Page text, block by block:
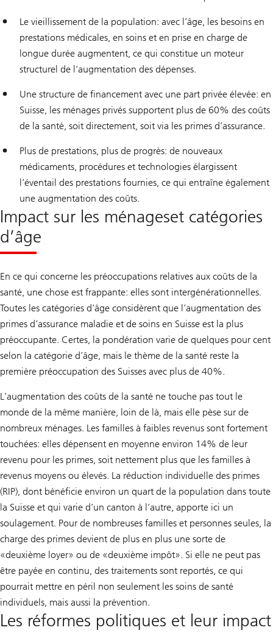
Le vieillissement de la population: avec l’âge, les besoins en
prestations médicales, en soins et en prise en charge de
longue durée augmentent, ce qui constitue un moteur
structurel de l’augmentation des dépenses.
Une structure de financement avec une part privée élevée: en
Suisse, les ménages privés supportent plus de 60% des coûts
de la santé, soit directement, soit via les primes d’assurance.
Plus de prestations, plus de progrès: de nouveaux
médicaments, procédures et technologies élargissent
l’éventail des prestations fournies, ce qui entraîne également
une augmentation des coûts.
Impact sur les ménageset catégories
d’âge
En ce qui concerne les préoccupations relatives aux coûts de la
santé, une chose est frappante: elles sont intergénérationnelles.
Toutes les catégories d’âge considèrent que l’augmentation des
primes d’assurance maladie et de soins en Suisse est la plus
préoccupante. Certes, la pondération varie de quelques pour cent
selon la catégorie d’âge, mais le thème de la santé reste la
première préoccupation des Suisses avec plus de 40%.
L’augmentation des coûts de la santé ne touche pas tout le
monde de la même manière, loin de là, mais elle pèse sur de
nombreux ménages. Les familles à faibles revenus sont fortement
touchées: elles dépensent en moyenne environ 14% de leur
revenu pour les primes, soit nettement plus que les familles à
revenus moyens ou élevés. La réduction individuelle des primes
(RIP), dont bénéficie environ un quart de la population dans toute
la Suisse et qui varie d’un canton à l’autre, apporte ici un
soulagement. Pour de nombreuses familles et personnes seules, la
charge des primes devient de plus en plus une sorte de
«deuxième loyer» ou de «deuxième impôt». Si elle ne peut pas
être payée en continu, des traitements sont reportés, ce qui
pourrait mettre en péril non seulement les soins de santé
individuels, mais aussi la prévention.
Les réformes politiques et leur impact